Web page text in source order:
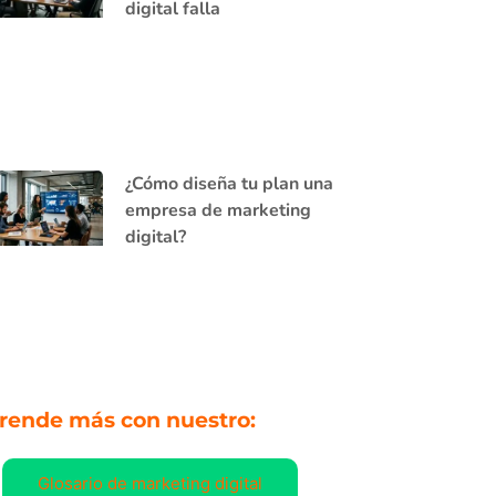
digital falla
¿Cómo diseña tu plan una
empresa de marketing
digital?
más con nuestro:
Glosario de marketing digital